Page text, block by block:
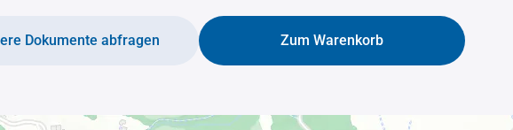
Zum Warenkorb
Dokumente abfragen